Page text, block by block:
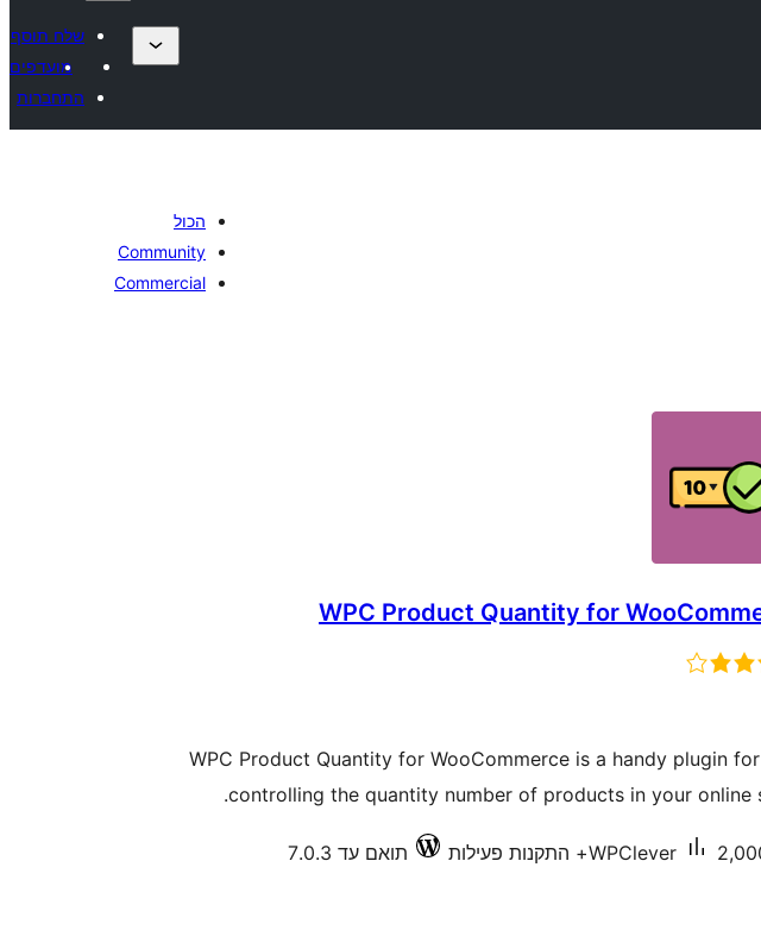
שלח תוסף
מועדפים
התחברות
הכול
Community
Commercial
WPC Product Quantity for
WPC Product Quantity for WooCommerce is a handy plugin
controlling the quantity number of products in your online
WPClever התקנות פעילות תואם עד 7.0.3